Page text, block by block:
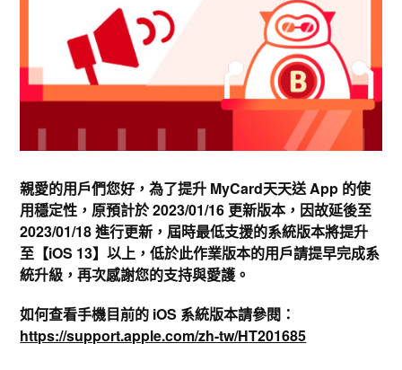
親愛的用戶們您好，為了提升 MyCard天天送 App 的使
用穩定性，原預計於 2023/01/16 更新版本，因故延後至
2023/01/18 進行更新，屆時最低支援的系統版本將提升
至【iOS 13】以上，低於此作業版本的用戶請提早完成系
統升級，再次感謝您的支持與愛護。
如何查看手機目前的 iOS 系統版本請參閱：
https://support.apple.com/zh-tw/HT201685